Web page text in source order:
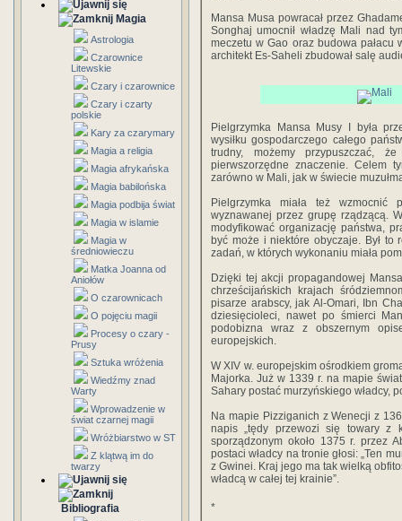
Magia
Astrologia
Czarownice
Litewskie
Czary i czarownice
Czary i czarty
polskie
Kary za czarymary
Magia a religia
Magia afrykańska
Magia babilońska
Magia podbija świat
Magia w islamie
Magia w
średniowieczu
Matka Joanna od
Aniołów
O czarownicach
O pojęciu magii
Procesy o czary -
Prusy
Sztuka wróżenia
Wiedźmy znad
Warty
Wprowadzenie w
świat czarnej magii
Wróżbiarstwo w ST
Z klątwą im do
twarzy
Bibliografia
Mansa Musa powracał przez
Songhaj umocnił władzę Mali nad
meczetu w Gao oraz budowa
architekt Es-Saheli zbudował salę
Pielgrzymka Mansa Musy I była
wysiłku gospodarczego całego
trudny, możemy przypuszczać,
pierwszorzędne znaczenie. Celem
zarówno w Mali, jak w świecie
Pielgrzymka miała też wzmocnić
wyznawanej przez grupę rządzącą.
modyfikować organizację państwa,
być może i niektóre obyczaje. Był to
zadań, w których wykonaniu miała
Dzięki tej akcji propagandowej
chrześcijańskich krajach
pisarze arabscy, jak Al-Omari, Ibn
dziesięcioleci, nawet po śmierci
podobizna wraz z obszernym
europejskich.
W XIV w. europejskim ośrodkiem
Majorka. Już w 1339 r. na mapie
Sahary postać murzyńskiego władcy,
Na mapie Pizziganich z Wenecji z
napis „tędy przewozi się towary z
sporządzonym około 1375 r. przez
postaci władcy na tronie głosi: „Ten
z Gwinei. Kraj jego ma tak wielką
władcą w całej tej krainie”.
*